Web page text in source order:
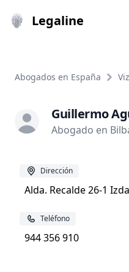
Legaline
Abogados en España
Guillermo
Abogado en
Dirección
Alda. Recalde 26-1
Teléfono
944 356 910